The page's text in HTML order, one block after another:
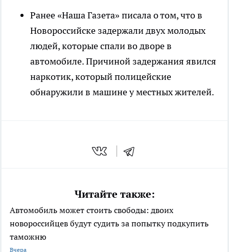
Ранее «Наша Газета» писала о том, что в
Новороссийске задержали двух молодых
людей, которые спали во дворе в
автомобиле. Причиной задержания явился
наркотик, который полицейские
обнаружили в машине у местных жителей.
Читайте также:
Автомобиль может стоить свободы: двоих
новороссийцев будут судить за попытку подкупить
таможню
Вчера